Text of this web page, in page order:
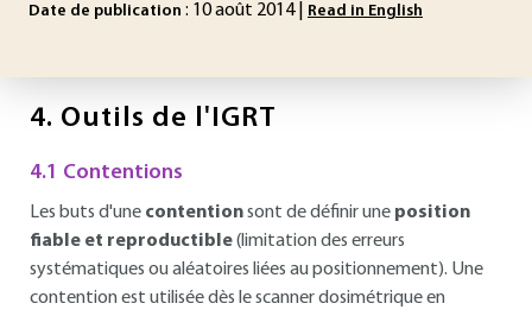
Date de publication : 10 août 2014 | Read in English
4. Outils de l'IGRT
4.1 Contentions
Les buts d'une contentionsont de définir une position
fiable et reproductible(limitation des erreurs
systématiques ou aléatoires liées au positionnement). Une
contention est utilisée dès le scanner dosimétrique en